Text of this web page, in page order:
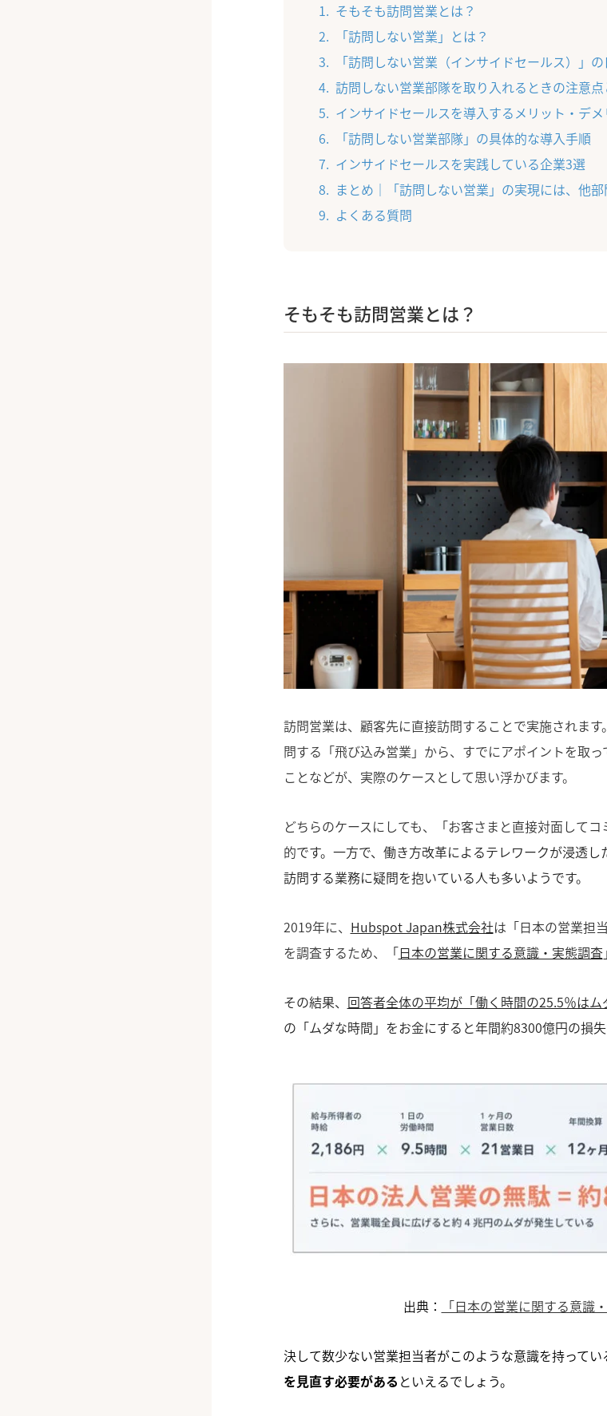
そもそも訪問営業とは？
「訪問しない営業」とは？
「訪問しない営業（インサイドセールス）」
訪問しない営業部隊を取り入れるときの注意点
インサイドセールスを導入するメリット・デメ
「訪問しない営業部隊」の具体的な導入手順
インサイドセールスを実践している企業3選
まとめ｜「訪問しない営業」の実現には、他
よくある質問
そもそも訪問営業とは？
訪問営業は、顧客先に直接訪問することで実施されま
問する「飛び込み営業」から、すでにアポイントを取
ことなどが、実際のケースとして思い浮かびます。
どちらのケースにしても、「お客さまと直接対面して
的です。一方で、働き方改革によるテレワークが浸透し
訪問する業務に疑問を抱いている人も多いようです。
2019年に、 Hubspot Japan株式会社は「日本の営業担
を調査するため、「日本の営業に関する意識・実態調査
その結果、 回答者全体の平均が「働く時間の25.5％は
の「ムダな時間」をお金にすると年間約8300億円の損失
出典： 「日本の営業に関する意識
決して数少ない営業担当者がこのような意識を持ってい
を見直す必要がある といえるでしょう。